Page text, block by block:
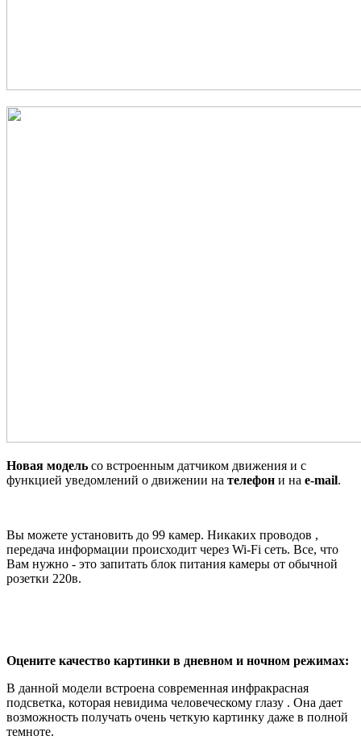
Новая модель со встроенным датчиком движения и с
функцией уведомлений о движении на телефон и на e-mail.
Вы можете установить до 99 камер. Никаких проводов ,
передача информации происходит через Wi-Fi сеть. Все, что
Вам нужно - это запитать блок питания камеры от обычной
розетки 220в.
Оцените качество картинки в дневном и ночном режимах:
В данной модели встроена современная инфракрасная
подсветка, которая невидима человеческому глазу . Она дает
возможность получать очень четкую картинку даже в полной
темноте.